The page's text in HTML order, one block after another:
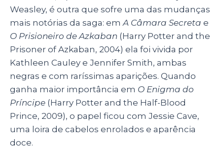
Weasley, é outra que sofre uma das mudanças
mais notórias da saga: em A Câmara Secreta e
O Prisioneiro de Azkaban (Harry Potter and the
Prisoner of Azkaban, 2004) ela foi vivida por
Kathleen Cauley e Jennifer Smith, ambas
negras e com raríssimas aparições. Quando
ganha maior importância em O Enigma do
Príncipe (Harry Potter and the Half-Blood
Prince, 2009), o papel ficou com Jessie Cave,
uma loira de cabelos enrolados e aparência
doce.